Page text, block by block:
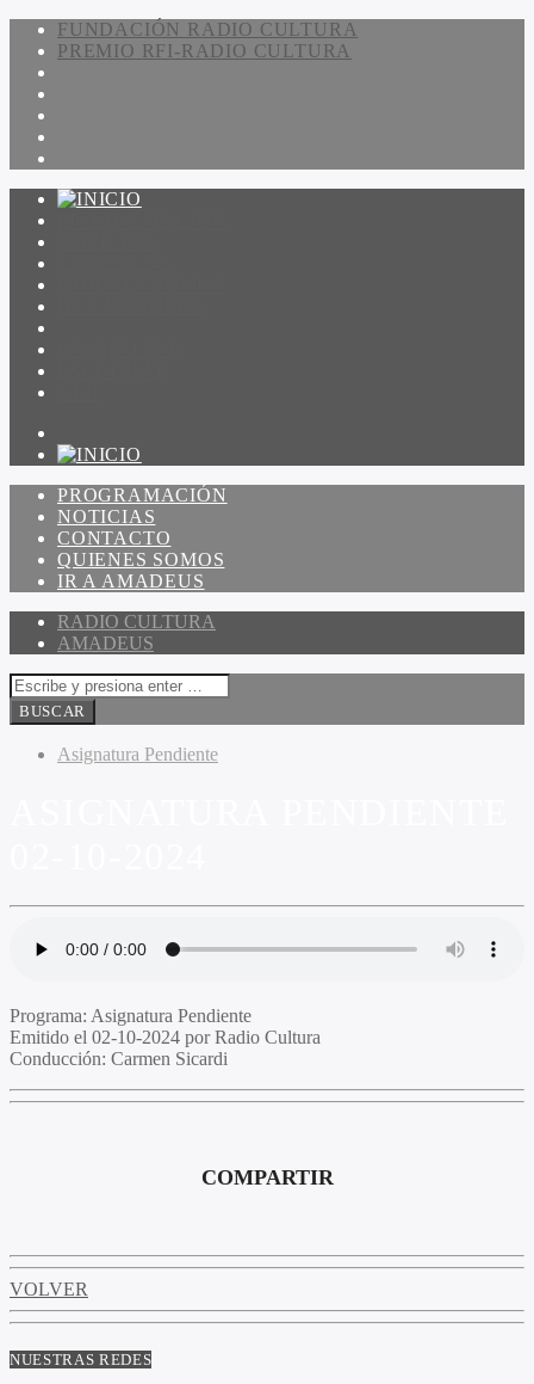
FUNDACIÓN RADIO CULTURA
PREMIO RFI-RADIO CULTURA
PROGRAMACIÓN
NOTICIAS
CONTACTO
QUIENES SOMOS
IR A AMADEUS
RADIO CULTURA
AMADEUS
Asignatura Pendiente
Programa: Asignatura Pendiente
Emitido el 02-10-2024 por Radio Cultura
Conducción: Carmen Sicardi
COMPARTIR
VOLVER
NUESTRAS REDES